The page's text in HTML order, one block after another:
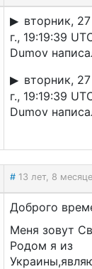
вторник,
г., 19:19:39
Dumov
вторник,
г., 19:19:39
Dumov
# 13 лет, 8
Доброго
Меня зовут
Родом я из